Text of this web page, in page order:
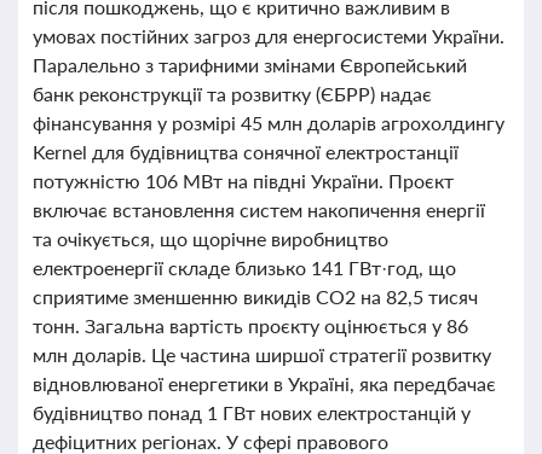
після пошкоджень, що є критично важливим в
умовах постійних загроз для енергосистеми України.
Паралельно з тарифними змінами Європейський
банк реконструкції та розвитку (ЄБРР) надає
фінансування у розмірі 45 млн доларів агрохолдингу
Kernel для будівництва сонячної електростанції
потужністю 106 МВт на півдні України. Проєкт
включає встановлення систем накопичення енергії
та очікується, що щорічне виробництво
електроенергії складе близько 141 ГВт·год, що
сприятиме зменшенню викидів CO2 на 82,5 тисяч
тонн. Загальна вартість проєкту оцінюється у 86
млн доларів. Це частина ширшої стратегії розвитку
відновлюваної енергетики в Україні, яка передбачає
будівництво понад 1 ГВт нових електростанцій у
дефіцитних регіонах. У сфері правового